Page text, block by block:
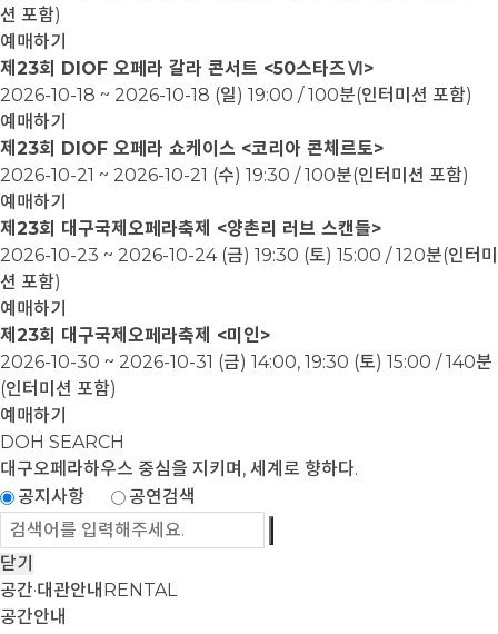
션 포함)
예매하기
제23회 DIOF 오페라 갈라 콘서트 <50스타즈Ⅵ>
2026-10-18 ~ 2026-10-18 (일) 19:00 / 100분(인터미션 포함)
예매하기
제23회 DIOF 오페라 쇼케이스 <코리아 콘체르토>
2026-10-21 ~ 2026-10-21 (수) 19:30 / 100분(인터미션 포함)
예매하기
제23회 대구국제오페라축제 <양촌리 러브 스캔들>
2026-10-23 ~ 2026-10-24 (금) 19:30 (토) 15:00 / 120분(인터미
션 포함)
예매하기
제23회 대구국제오페라축제 <미인>
2026-10-30 ~ 2026-10-31 (금) 14:00, 19:30 (토) 15:00 / 140분
(인터미션 포함)
예매하기
DOH SEARCH
대구오페라하우스 중심을 지키며, 세계로 향하다.
공지사항
공연검색
닫기
공간·대관안내 RENTAL
공간안내